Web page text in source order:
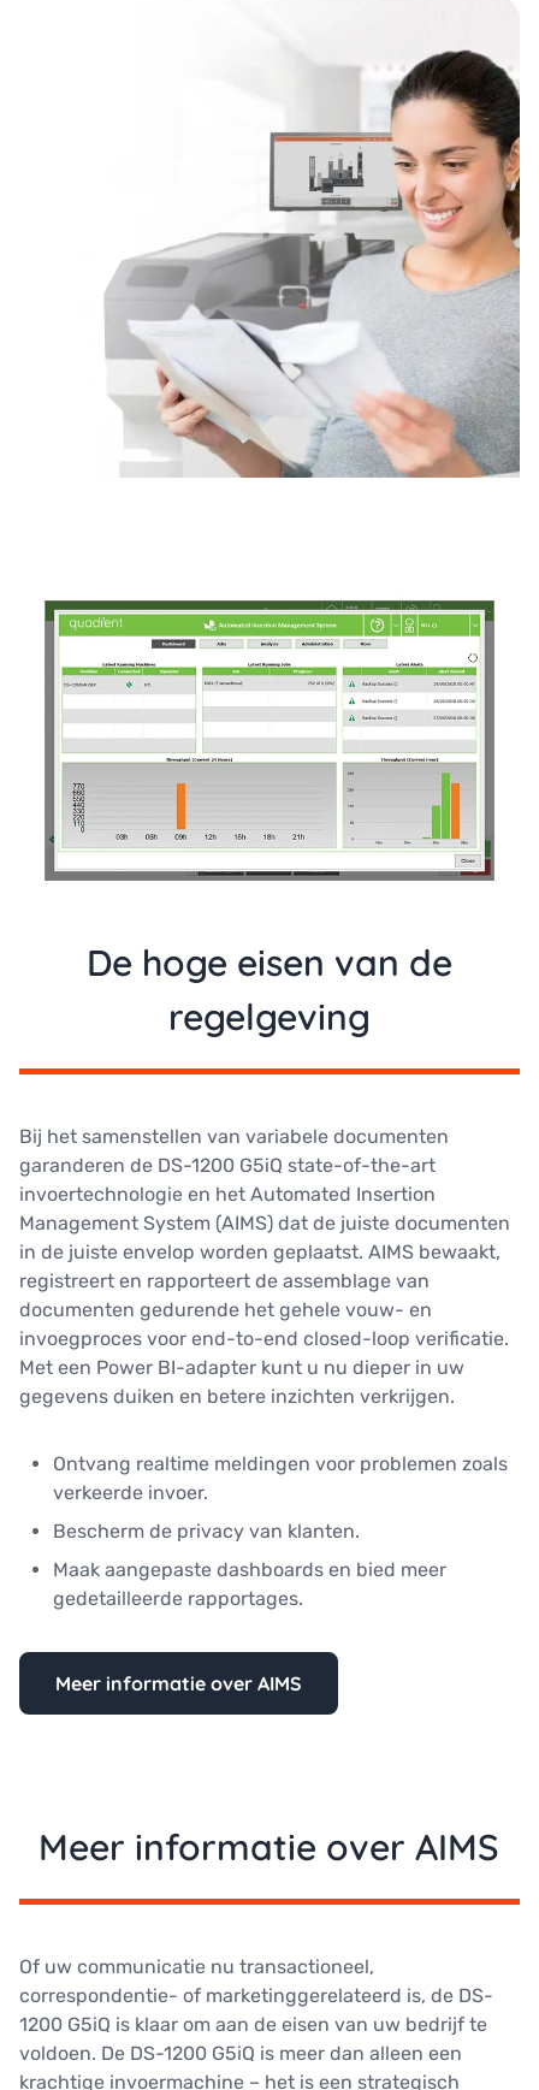
De hoge eisen van de
regelgeving
Bij het samenstellen van variabele documenten
garanderen de DS-1200 G5iQ state-of-the-art
invoertechnologie en het Automated Insertion
Management System (AIMS) dat de juiste documenten
in de juiste envelop worden geplaatst. AIMS bewaakt,
registreert en rapporteert de assemblage van
documenten gedurende het gehele vouw- en
invoegproces voor end-to-end closed-loop verificatie.
Met een Power BI-adapter kunt u nu dieper in uw
gegevens duiken en betere inzichten verkrijgen.
Ontvang realtime meldingen voor problemen zoals
verkeerde invoer.
Bescherm de privacy van klanten.
Maak aangepaste dashboards en bied meer
gedetailleerde rapportages.
Meer informatie over AIMS
Meer informatie over AIMS
Of uw communicatie nu transactioneel,
correspondentie- of marketinggerelateerd is, de DS-
1200 G5iQ is klaar om aan de eisen van uw bedrijf te
voldoen. De DS-1200 G5iQ is meer dan alleen een
krachtige invoermachine – het is een strategisch